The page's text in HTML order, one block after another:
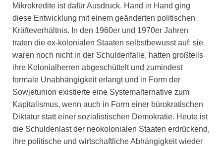
Mikrokredite ist dafür Ausdruck. Hand in Hand ging
diese Entwicklung mit einem geänderten politischen
Kräfteverhältnis. In den 1960er und 1970er Jahren
traten die ex-kolonialen Staaten selbstbewusst auf: sie
waren noch nicht in der Schuldenfalle, hatten großteils
ihre Kolonialherren abgeschüttelt und zumindest
formale Unabhängigkeit erlangt und in Form der
Sowjetunion existierte eine Systemalternative zum
Kapitalismus, wenn auch in Form einer bürokratischen
Diktatur statt einer sozialistischen Demokratie. Heute ist
die Schuldenlast der neokolonialen Staaten erdrückend,
ihre politische und wirtschaftliche Abhängigkeit wieder